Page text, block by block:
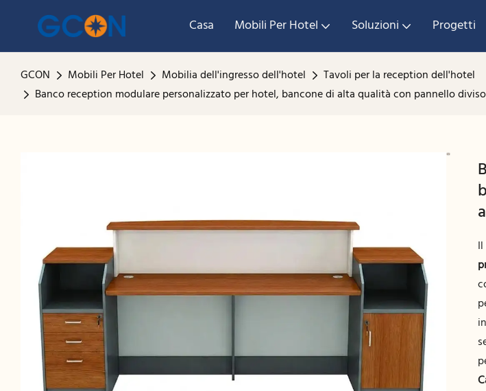
Casa Mobili Per Hotel Soluzioni Progetti
GCON Mobili Per Hotel Mobilia dell'ingresso dell'hotel
Tavoli per la reception dell'hotel
Banco reception modulare personalizzato per hotel, bancone di alta qualità con pannello